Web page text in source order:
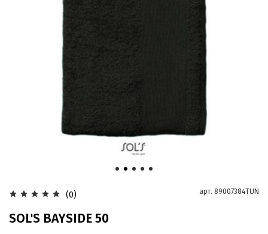
(0) арт. 89007384TUN
SOL'S BAYSIDE 50